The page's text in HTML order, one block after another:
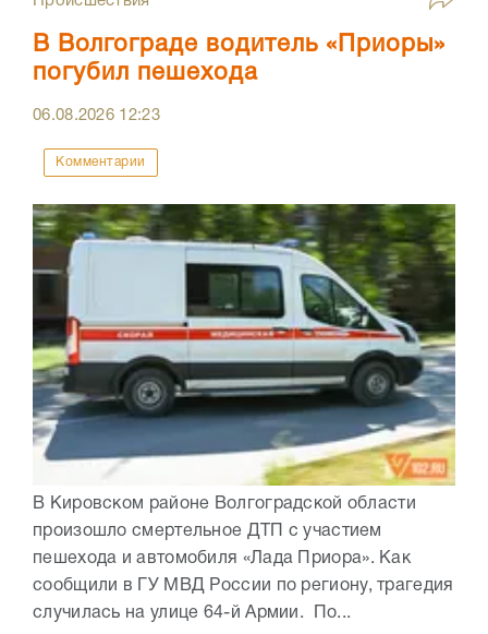
В Волгограде водитель «Приоры»
погубил пешехода
06.08.2026 12:23
Комментарии
В Кировском районе Волгоградской области
произошло смертельное ДТП с участием
пешехода и автомобиля «Лада Приора». Как
сообщили в ГУ МВД России по региону, трагедия
случилась на улице 64-й Армии. По...